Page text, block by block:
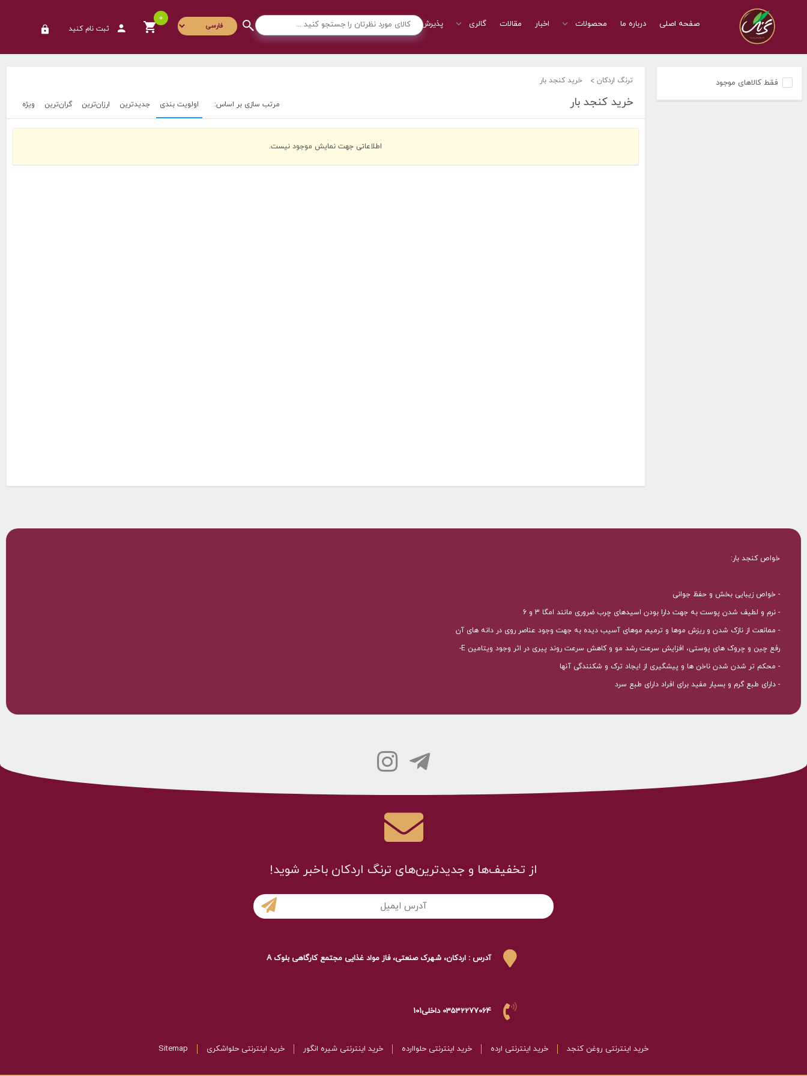
0
صفحه اصلی درباره ما محصولات اخبار مقالات گالری پذیرش نمایندگی تماس با ما
فقط کالاهای موجود ترنگ اردکان خرید کنجد بار
خرید کنجد بار مرتب سازی بر اساس: اولویت بندی جدیدترین ارزان‌ترین گران‌ترین ویژه
اطلاعاتی جهت نمایش موجود نیست.
خواص کنجد بار:
- خواص زیبایی بخش و حفظ جوانی
- نرم و لطیف شدن پوست به جهت دارا بودن اسیدهای چرب ضروری مانند امگا 3 و 6
- ممانعت از نازک شدن و ریزش موها و ترمیم موهای آسیب دیده به جهت وجود عناصر روی در دانه های آن
رفع چین و چروک های پوستی، افزایش سرعت رشد مو و کاهش سرعت روند پیری در اثر وجود ویتامین E-
- محکم تر شدن شدن ناخن ها و پیشگیری از ایجاد ترک و شکنندگی آنها
- دارای طبع گرم و بسیار مفید برای افراد دارای طبع سرد
از تخفیف‌ها و جدیدترین‌های ترنگ اردکان باخبر شوید!
آدرس : اردکان، شهرک صنعتی، فاز مواد غذایی مجتمع کارگاهی بلوک A
03532277064 داخلی101
خرید اینترنتی روغن کنجد خرید اینترنتی ارده خرید اینترنتی حلواارده خرید اینترنتی شیره انگور خرید اینترنتی حلواشکری Sitemap